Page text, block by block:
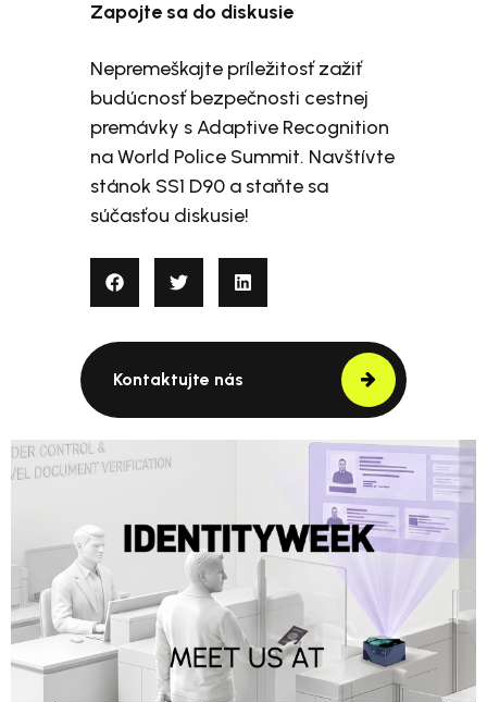
Zapojte sa do diskusie
Nepremeškajte príležitosť zažiť
budúcnosť bezpečnosti cestnej
premávky s Adaptive Recognition
na World Police Summit. Navštívte
stánok SS1 D90 a staňte sa
súčasťou diskusie!
Kontaktujte nás